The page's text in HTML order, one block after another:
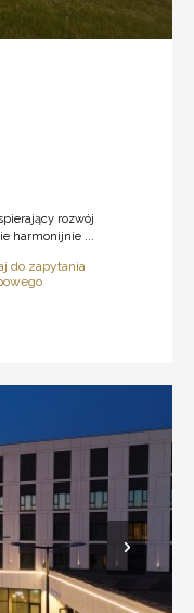
rozwój
harmonijnie ...